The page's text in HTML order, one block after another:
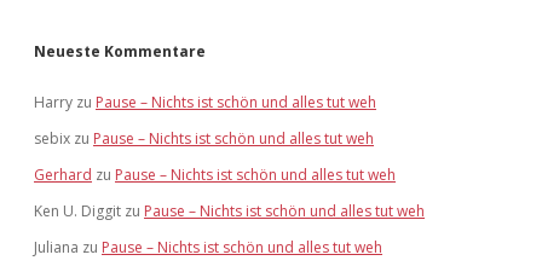
Neueste Kommentare
Harry zu Pause – Nichts ist schön und alles tut weh
sebix zu Pause – Nichts ist schön und alles tut weh
Gerhard zu Pause – Nichts ist schön und alles tut weh
Ken U. Diggit zu Pause – Nichts ist schön und alles tut weh
Juliana zu Pause – Nichts ist schön und alles tut weh